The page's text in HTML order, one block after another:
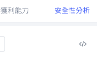
獲利能力 安全性分析